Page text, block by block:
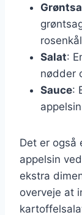
Salat:
nødder
Sauce:
Det er også
appelsin
ekstra
overveje at